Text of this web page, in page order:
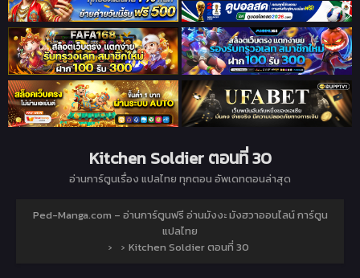
Kitchen Soldier ตอนที่ 30
อ่านการ์ตูนเรื่อง แปลไทย ทุกตอน อัพเดทตอนล่าสุด
Ped-Manga.com – อ่านการ์ตูนฟรี อ่านมังงะ มังฮวาออนไลน์ การ์ตูน
แปลไทย
›
› Kitchen Soldier ตอนที่ 30